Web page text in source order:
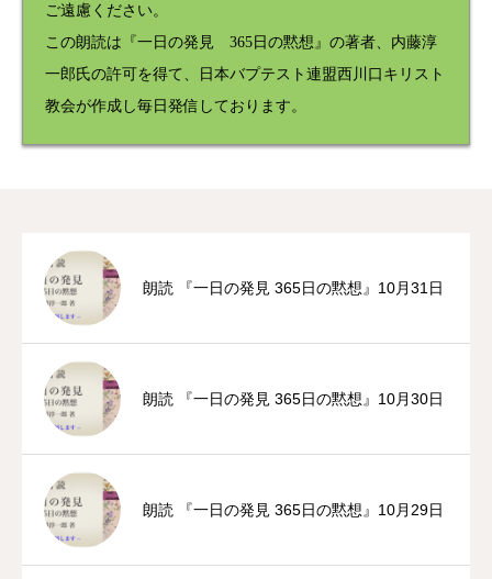
ご遠慮ください。
この朗読は『一日の発見 365日の黙想』の著者、内藤淳
一郎氏の許可を得て、日本バプテスト連盟西川口キリスト
教会が作成し毎日発信しております。
朗読 『一日の発見 365日の黙想』10月31日
朗読 『一日の発見 365日の黙想』10月30日
朗読 『一日の発見 365日の黙想』10月29日